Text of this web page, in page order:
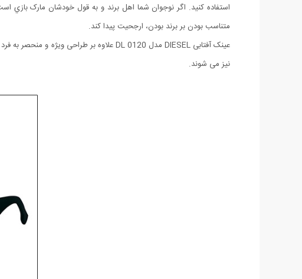
استفاده کنيد. اگر نوجوان شما اهل برند و به قول خودشان مارک بازي
متناسب بودن بر برند بودن، ارجحيت پيدا کند.
نیز می شوند.